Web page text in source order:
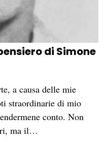
di Simone
a causa delle mie
straordinarie di mio
conto. Non
ma il…